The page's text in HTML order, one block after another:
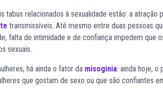
tabus relacionados à sexualidade estão: a
transmissíveis. Até mesmo entre duas pessoas
falta de intimidade e de confiança impedem que
sexuais.
há ainda o fator da misoginia: ainda hoje, o
que gostam de sexo ou que são confiantes